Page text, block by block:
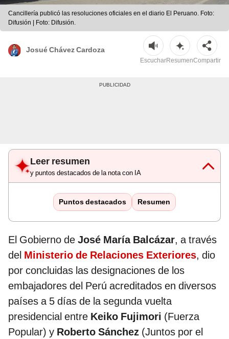
Cancillería publicó las resoluciones oficiales en el diario El Peruano. Foto:
Difusión | Foto: Difusión.
Josué Chávez Cardoza
EscucharResumenCompartir
Leer resumen
y puntos destacados de la nota con IA
Puntos destacados Resumen
El Gobierno de José María Balcázar, a través
del Ministerio de Relaciones Exteriores, dio
por concluidas las designaciones de los
embajadores del Perú acreditados en diversos
países a 5 días de la segunda vuelta
presidencial entre Keiko Fujimori (Fuerza
Popular) y Roberto Sánchez (Juntos por el